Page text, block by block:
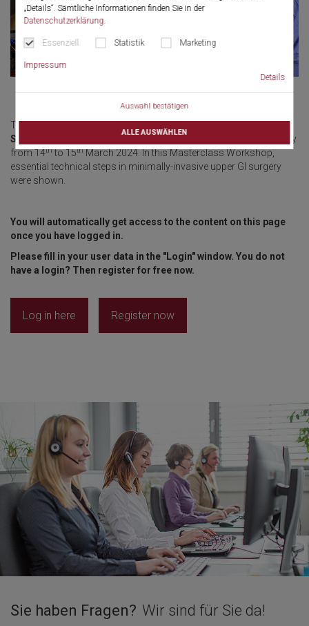
„Details“. Sämtliche Informationen finden Sie in der
Datenschutzerklärung.
Essenziell Statistik Marketing
Impressum
Details
Auswahl bestätigen
ALLE AUSWÄHLEN
The Masterclass Workshop
Surgery
took place at University Medical Center in Mainz, Germany
from 14thto 15thMarch 2024. In this Masterclass Workshop,
essential technical steps in minimally-invasive upper GI surgery
were shown.
You will automatically get access to the content on this page
once you have logged in.
Please fill in your user data in the "Login" window. You do not
have a login? Then register for free now.
Log in here Register now
Sie haben Fragen? Wir sind für Sie da!